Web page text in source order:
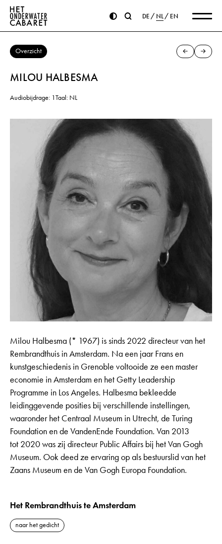
DE NL EN
Overzicht
MILOU HALBESMA
Audiobijdrage: 1Taal: NL
Milou Halbesma (* 1967) is sinds 2022 directeur van het
Rembrandthuis in Amsterdam. Na een jaar Frans en
kunstgeschiedenis in Grenoble voltooide ze een master
economie in Amsterdam en het Getty Leadership
Programme in Los Angeles. Halbesma bekleedde
leidinggevende posities bij verschillende instellingen,
waaronder het Centraal Museum in Utrecht, de Turing
Foundation en de VandenEnde Foundation. Van 2013
tot 2020 was zij directeur Public Affairs bij het Van Gogh
Museum. Ook deed ze ervaring op als bestuurslid van het
Zaans Museum en de Van Gogh Europa Foundation.
Het Rembrandthuis te Amsterdam
naar het gedicht